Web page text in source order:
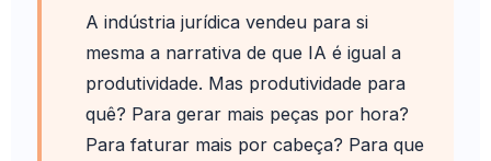
A indústria jurídica vendeu para si
mesma a narrativa de que IA é igual a
produtividade. Mas produtividade para
quê? Para gerar mais peças por hora?
Para faturar mais por cabeça? Para que